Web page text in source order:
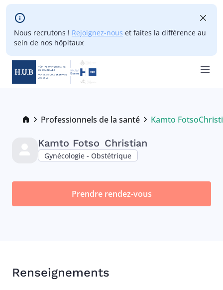
Skip to main content
Nous recrutons ! Rejoignez-nous et faites la différence au
sein de nos hôpitaux
Breadcrumb
Professionnels de la santé
Current:
Kamto Fotso
Kamto Fotso Christian
Gynécologie - Obstétrique
Prendre rendez-vous
Renseignements